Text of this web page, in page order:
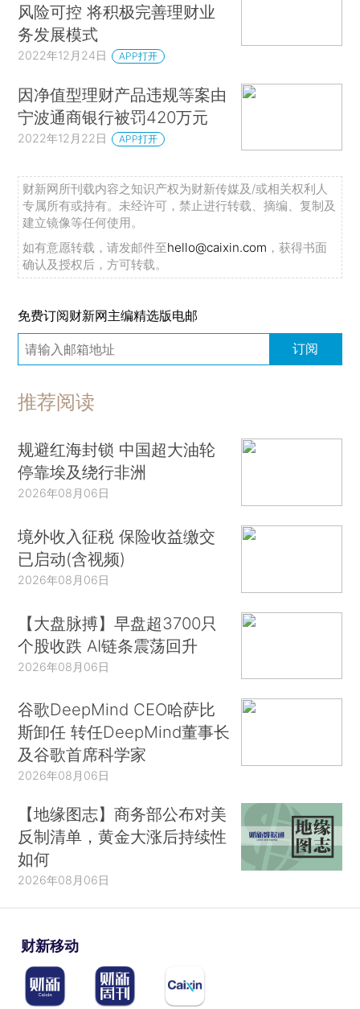
风险可控 将积极完善理财业
务发展模式
2022年12月24日 APP打开
因净值型理财产品违规等案由
宁波通商银行被罚420万元
2022年12月22日 APP打开
财新网所刊载内容之知识产权为财新传媒及/或相关权利人
专属所有或持有。未经许可，禁止进行转载、摘编、复制及
建立镜像等任何使用。
如有意愿转载，请发邮件至hello@caixin.com ，获得书面
确认及授权后，方可转载。
免费订阅财新网主编精选版电邮
订阅
推荐阅读
规避红海封锁 中国超大油轮
停靠埃及绕行非洲
2026年08月06日
境外收入征税 保险收益缴交
已启动(含视频)
2026年08月06日
【大盘脉搏】早盘超3700只
个股收跌 AI链条震荡回升
2026年08月06日
谷歌DeepMind CEO哈萨比
斯卸任 转任DeepMind董事长
及谷歌首席科学家
2026年08月06日
【地缘图志】商务部公布对美
反制清单，黄金大涨后持续性
如何
2026年08月06日
财新移动